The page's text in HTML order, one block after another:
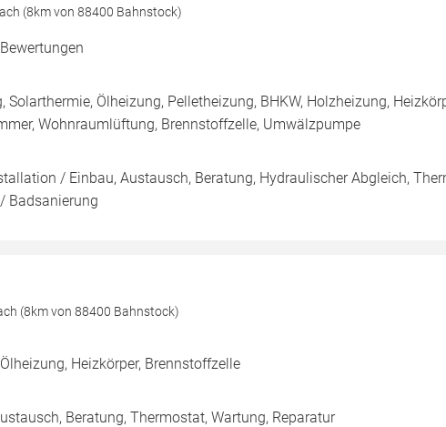
(8km von 88400 Bahnstock)
Solarthermie, Ölheizung, Pelletheizung, BHKW, Holzheizung,
Wohnraumlüftung, Brennstoffzelle, Umwälzpumpe
/ Einbau, Austausch, Beratung, Hydraulischer Abgleich,
Badsanierung
(8km von 88400 Bahnstock)
Heizkörper, Brennstoffzelle
Beratung, Thermostat, Wartung, Reparatur